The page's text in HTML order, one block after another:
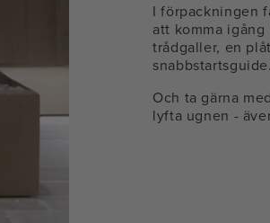
I förpackningen
att komma
trådgaller, en
Och ta gärna
lyfta ugnen -